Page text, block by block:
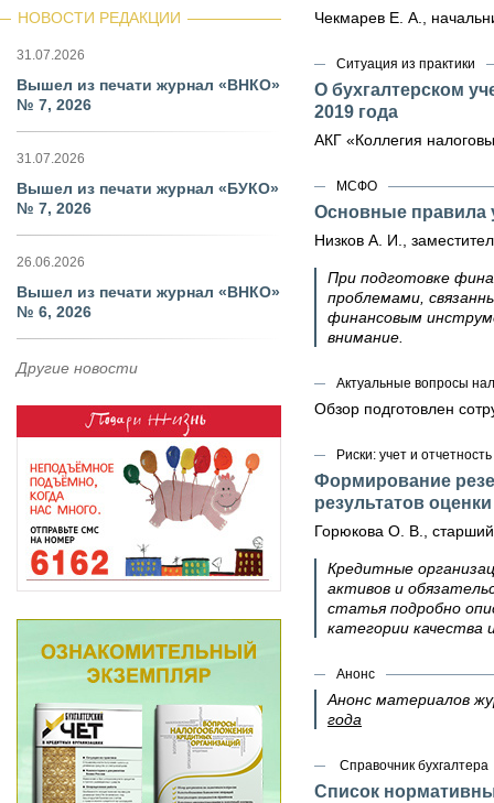
Чекмарев Е. А.,
Ситуация из практики
О бухгалтерском
2019 года
АКГ «Коллегия
МСФО
Основные правила
Низков А. И.,
При подготовке
проблемами,
финансовым
внимание.
Актуальные вопросы
Обзор подготовлен
Риски: учет и отчетность
Формирование
результатов
Горюкова О. В., старший
Кредитные
активов и
статья подробно
категории качества
Анонс
Анонс материалов
года
Справочник бухгалтера
Список
НОВОСТИ РЕДАКЦИИ
31.07.2026
Вышел из печати журнал «ВНКО»
№ 7, 2026
31.07.2026
Вышел из печати журнал «БУКО»
№ 7, 2026
26.06.2026
Вышел из печати журнал «ВНКО»
№ 6, 2026
Другие новости